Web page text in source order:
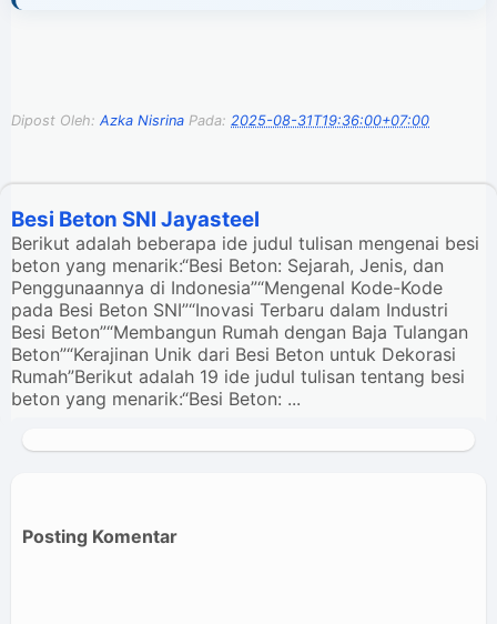
Dipost Oleh: Azka Nisrina Pada: 2025-08-31T19:36:00+07:00
Besi Beton SNI Jayasteel
Berikut adalah beberapa ide judul tulisan mengenai besi
beton yang menarik:“Besi Beton: Sejarah, Jenis, dan
Penggunaannya di Indonesia”“Mengenal Kode-Kode
pada Besi Beton SNI”“Inovasi Terbaru dalam Industri
Besi Beton”“Membangun Rumah dengan Baja Tulangan
Beton”“Kerajinan Unik dari Besi Beton untuk Dekorasi
Rumah”Berikut adalah 19 ide judul tulisan tentang besi
beton yang menarik:“Besi Beton: ...
Posting Komentar